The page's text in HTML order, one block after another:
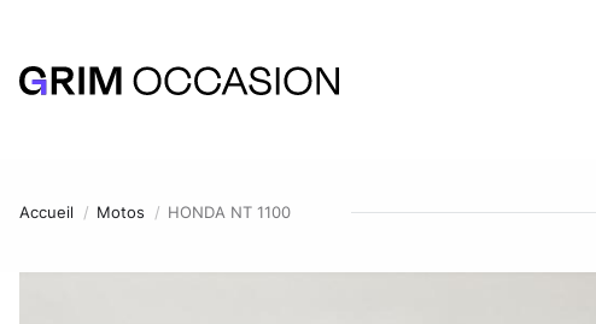
Accueil Motos HONDA NT 1100